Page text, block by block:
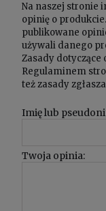
Na naszej stronie
opinię o
publikowane
używali danego
Zasady dotyczące
Regulaminem
też zasady
Imię lub
Twoja opinia: